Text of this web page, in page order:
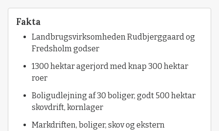
Fakta
Landbrugsvirksomheden Rudbjerggaard og
Fredsholm godser
1300 hektar agerjord med knap 300 hektar
roer
Boligudlejning af 30 boliger, godt 500 hektar
skovdrift, kornlager
Markdriften, boliger, skov og ekstern